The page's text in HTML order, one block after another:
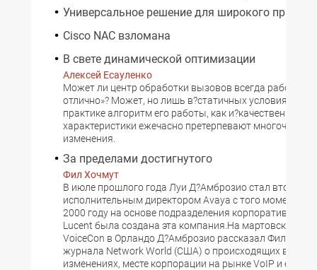
Универсальное решение для широкого
Cisco NAC взломана
В свете динамической оптимизации
Алексей Есауленко
Может ли центр обработки вызовов всегда работать
отлично»? Может, но лишь в?статичных условиях
практике алгоритм его работы, как и?качественные
характеристики ежечасно претерпевают
изменения.
За пределами достигнутого
Фил Хочмут
В июле прошлого года Луи Д?Амброзио стал вторым
исполнительным директором Avaya с того момента,
2000 году на основе подразделения корпоративной
Lucent была создана эта компания.На мартовской
VoiceCon в Орландо Д?Амброзио рассказал Филу
журнала Network World (США) о происходящих в Avaya
изменениях, месте корпорации на рынке VoIP и ее